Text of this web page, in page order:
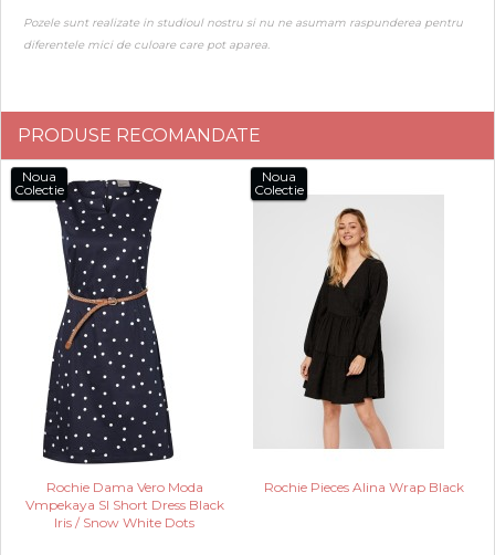
Pozele sunt realizate in studioul nostru si nu ne asumam raspunderea pentru
diferentele mici de culoare care pot aparea.
PRODUSE RECOMANDATE
Noua
Colectie
Rochie Dama Vero Moda
Vmpekaya Sl Short Dress Black
Iris / Snow White Dots
Noua
Colectie
Rochie Pieces Alina Wrap Black